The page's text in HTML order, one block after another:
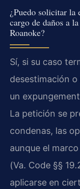
¿Puedo solicitar la
cargo de daños a
Roanoke?
Sí, si su caso
desestimación
un
La petición se
condenas, las
aunque el
(Va. Code §§
aplicarse en